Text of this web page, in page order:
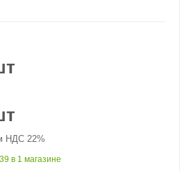
НДС 22%
в 1 магазине